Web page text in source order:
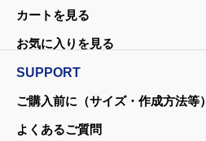
カートを見る
お気に入りを見る
SUPPORT
ご購入前に（サイズ・作成方法等）
よくあるご質問